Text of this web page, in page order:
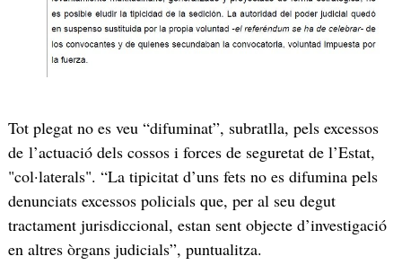
Tot plegat no es veu “difuminat”, subratlla, pels excessos
de l’actuació dels cossos i forces de seguretat de l’Estat,
"col·laterals". “La tipicitat d’uns fets no es difumina pels
denunciats excessos policials que, per al seu degut
tractament jurisdiccional, estan sent objecte d’investigació
en altres òrgans judicials”, puntualitza.